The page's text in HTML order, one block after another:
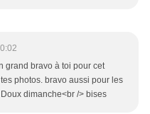
grand bravo à toi pour cet
photos. bravo aussi pour les
dimanche<br /> bises